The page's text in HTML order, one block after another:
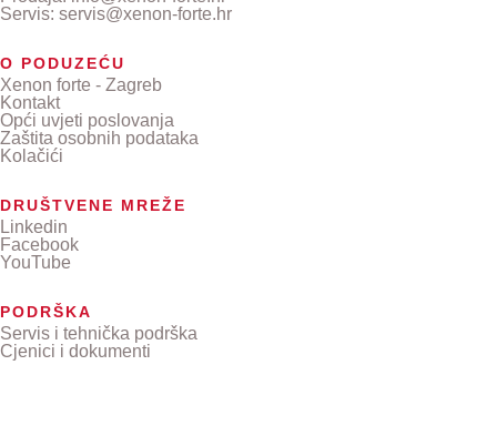
Servis: servis@xenon-forte.hr
O PODUZEĆU
Xenon forte - Zagreb
Kontakt
Opći uvjeti poslovanja
Zaštita osobnih podataka
Kolačići
DRUŠTVENE MREŽE
Linkedin
Facebook
YouTube
PODRŠKA
Servis i tehnička podrška
Cjenici i dokumenti